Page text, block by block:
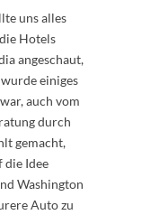
uns alles
Hotels
angeschaut,
einiges
auch vom
durch
gemacht,
die Idee
Washington
Auto zu